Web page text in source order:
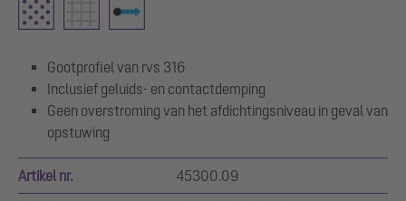
Gootprofiel van rvs 316
Inclusief geluids- en contactdemping
Geen overstroming van het afdichtingsniveau in geval van
opstuwing
Artikel nr. 45300.09